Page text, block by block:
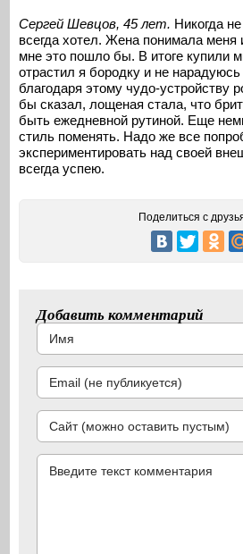
Сергей Шевцов, 45 лет. Никогда
всегда хотел. Жена понимала меня
мне это пошло бы. В итоге купили
отрастил я бородку и не
благодаря этому чудо-устройству
бы сказал, лощеная стала, что
быть ежедневной рутиной. Еще
стиль поменять. Надо же все
экспериментировать над своей
всегда успею.
Поделиться с
Добавить комментарий